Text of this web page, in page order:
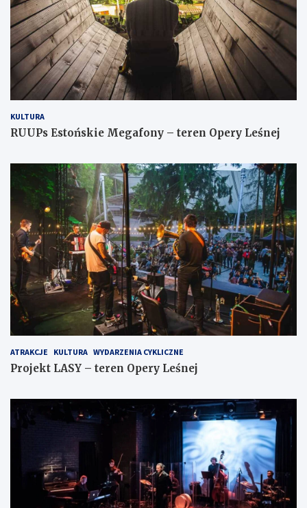
KULTURA
RUUPs Estońskie Megafony – teren Opery Leśnej
ATRAKCJE KULTURA WYDARZENIA CYKLICZNE
Projekt LASY – teren Opery Leśnej